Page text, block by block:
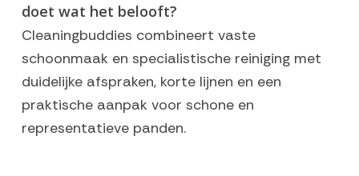
doet wat het belooft?
Cleaningbuddies combineert vaste
schoonmaak en specialistische reiniging met
duidelijke afspraken, korte lijnen en een
praktische aanpak voor schone en
representatieve panden.